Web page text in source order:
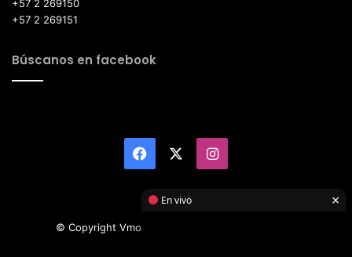
+57 2 269150
+57 2 269151
Búscanos en facebook
Facebook Instagram
© Copyright Vmotor TI 2026, All Rights Reserved
En vivo ×